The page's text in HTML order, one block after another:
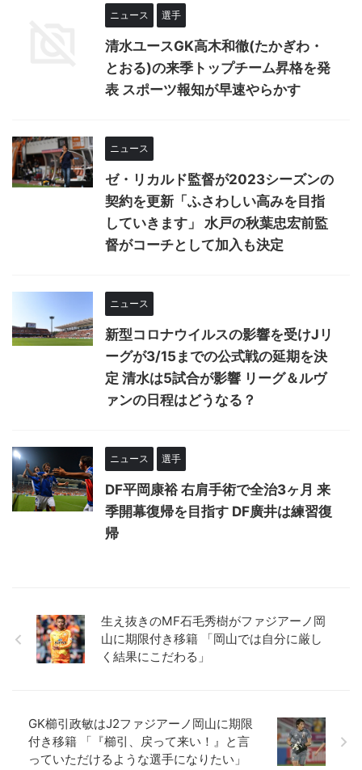
ニュース 選手
清水ユースGK高木和徹(たかぎわ・
とおる)の来季トップチーム昇格を発
表 スポーツ報知が早速やらかす
ニュース
ゼ・リカルド監督が2023シーズンの
契約を更新「ふさわしい高みを目指
していきます」 水戸の秋葉忠宏前監
督がコーチとして加入も決定
ニュース
新型コロナウイルスの影響を受けJリ
ーグが3/15までの公式戦の延期を決
定 清水は5試合が影響 リーグ＆ルヴ
ァンの日程はどうなる？
ニュース 選手
DF平岡康裕 右肩手術で全治3ヶ月 来
季開幕復帰を目指す DF廣井は練習復
帰
生え抜きのMF石毛秀樹がファジアーノ岡
山に期限付き移籍 「岡山では自分に厳し
く結果にこだわる」
GK櫛引政敏はJ2ファジアーノ岡山に期限
付き移籍 「『櫛引、戻って来い！』と言
っていただけるような選手になりたい」